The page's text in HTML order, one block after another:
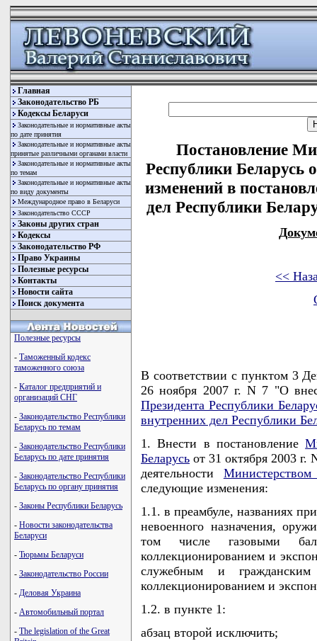
Главная
Законодательство РБ
Кодексы Беларуси
Законодательные и нормативные акты
по дате принятия
Законодательные и нормативные акты
принятые различными органами власти
Законодательные и нормативные акты
по темам
Законодательные и нормативные акты
по виду документы
Международное право в Беларуси
Законодательство СССР
Законы других стран
Кодексы
Законодательство РФ
Право Украины
Полезные ресурсы
Контакты
Новости сайта
Поиск документа
Полезные ресурсы
- Таможенный кодекс
таможенного союза
- Каталог предприятий и
организаций СНГ
- Законодательство Республики
Беларусь по темам
- Законодательство Республики
Беларусь по дате принятия
- Законодательство Республики
Беларусь по органу принятия
- Законы Республики Беларусь
- Новости законодательства
Беларуси
- Тюрьмы Беларуси
- Законодательство России
- Деловая Украина
- Автомобильный портал
- The legislation of the Great
Постановление
Республики Беларусь
изменений в
дел Республики
<<
В соответствии с пунктом 3
26 ноября 2007 г. N 7 "О
Президента Республики
внутренних дел Республики
1. Внести в постановление
Беларусь от 31 октября 2003
деятельности
следующие изменения:
1.1. в преамбуле, названиях
невоенного назначения,
том числе газовыми
коллекционированием и
служебным и
коллекционированием и
1.2. в пункте 1:
абзац второй исключить;